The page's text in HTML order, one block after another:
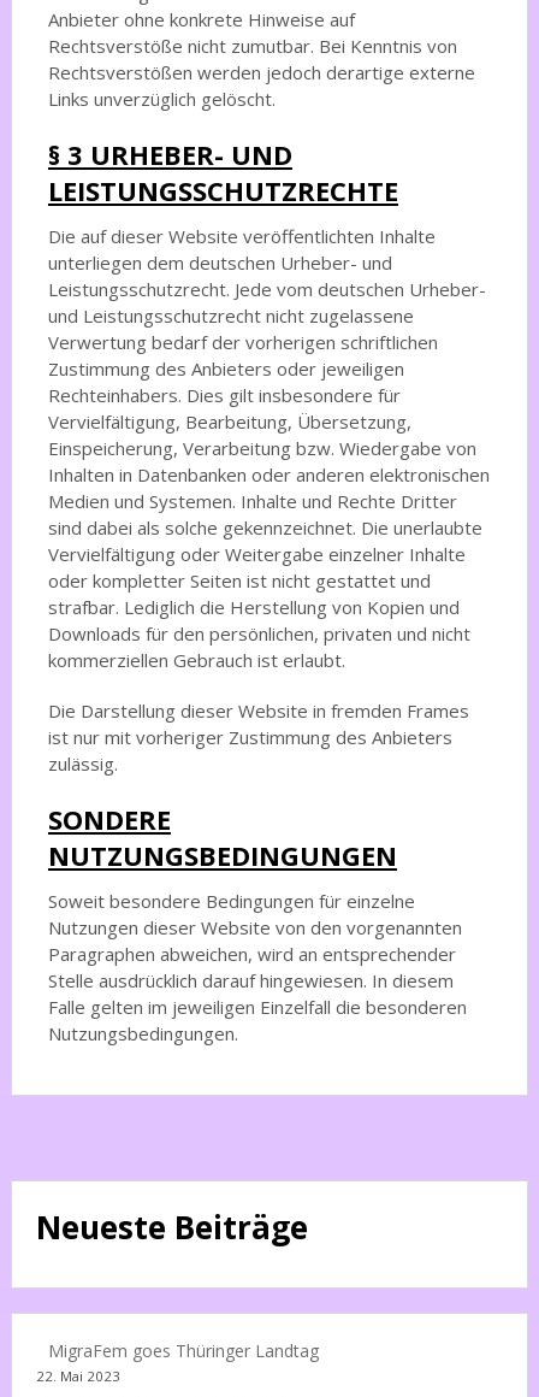
Anbieter ohne konkrete Hinweise auf
Rechtsverstöße nicht zumutbar. Bei Kenntnis von
Rechtsverstößen werden jedoch derartige externe
Links unverzüglich gelöscht.
§ 3 URHEBER- UND
LEISTUNGSSCHUTZRECHTE
Die auf dieser Website veröffentlichten Inhalte
unterliegen dem deutschen Urheber- und
Leistungsschutzrecht. Jede vom deutschen Urheber-
und Leistungsschutzrecht nicht zugelassene
Verwertung bedarf der vorherigen schriftlichen
Zustimmung des Anbieters oder jeweiligen
Rechteinhabers. Dies gilt insbesondere für
Vervielfältigung, Bearbeitung, Übersetzung,
Einspeicherung, Verarbeitung bzw. Wiedergabe von
Inhalten in Datenbanken oder anderen elektronischen
Medien und Systemen. Inhalte und Rechte Dritter
sind dabei als solche gekennzeichnet. Die unerlaubte
Vervielfältigung oder Weitergabe einzelner Inhalte
oder kompletter Seiten ist nicht gestattet und
strafbar. Lediglich die Herstellung von Kopien und
Downloads für den persönlichen, privaten und nicht
kommerziellen Gebrauch ist erlaubt.
Die Darstellung dieser Website in fremden Frames
ist nur mit vorheriger Zustimmung des Anbieters
zulässig.
SONDERE
NUTZUNGSBEDINGUNGEN
Soweit besondere Bedingungen für einzelne
Nutzungen dieser Website von den vorgenannten
Paragraphen abweichen, wird an entsprechender
Stelle ausdrücklich darauf hingewiesen. In diesem
Falle gelten im jeweiligen Einzelfall die besonderen
Nutzungsbedingungen.
Neueste Beiträge
MigraFem goes Thüringer Landtag
22. Mai 2023